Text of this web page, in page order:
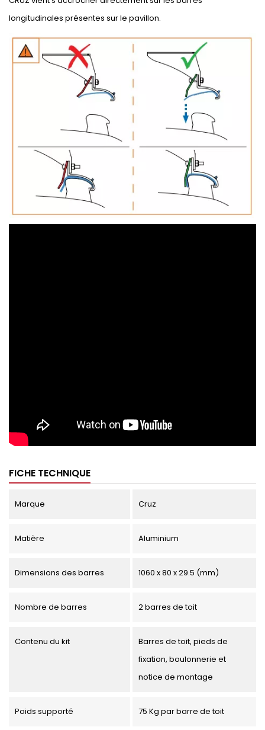
longitudinales présentes sur le pavillon.
FICHE TECHNIQUE
Marque Cruz
Matière Aluminium
Dimensions des barres 1060 x 80 x 29.5 (mm)
Nombre de barres 2 barres de toit
Contenu du kit
Barres de toit, pieds de
fixation, boulonnerie et
notice de montage
Poids supporté 75 Kg par barre de toit